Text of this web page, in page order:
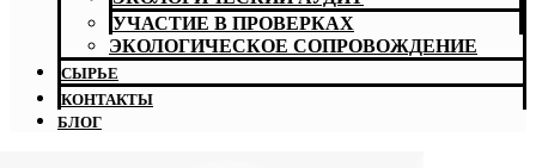
УЧАСТИЕ В ПРОВЕРКАХ
ЭКОЛОГИЧЕСКОЕ СОПРОВОЖДЕНИЕ
СЫРЬЕ
КОНТАКТЫ
БЛОГ